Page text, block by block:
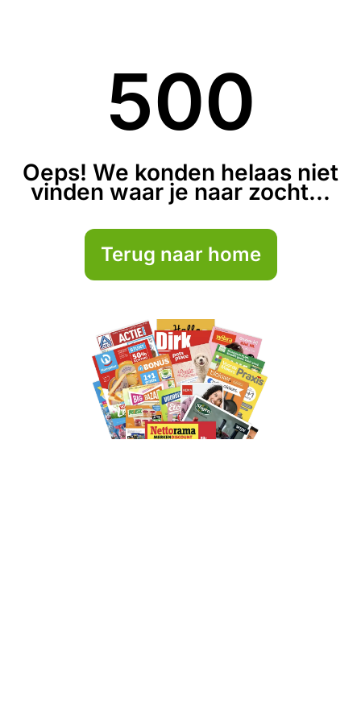
500
Oeps! We konden helaas niet
vinden waar je naar zocht...
Terug naar home